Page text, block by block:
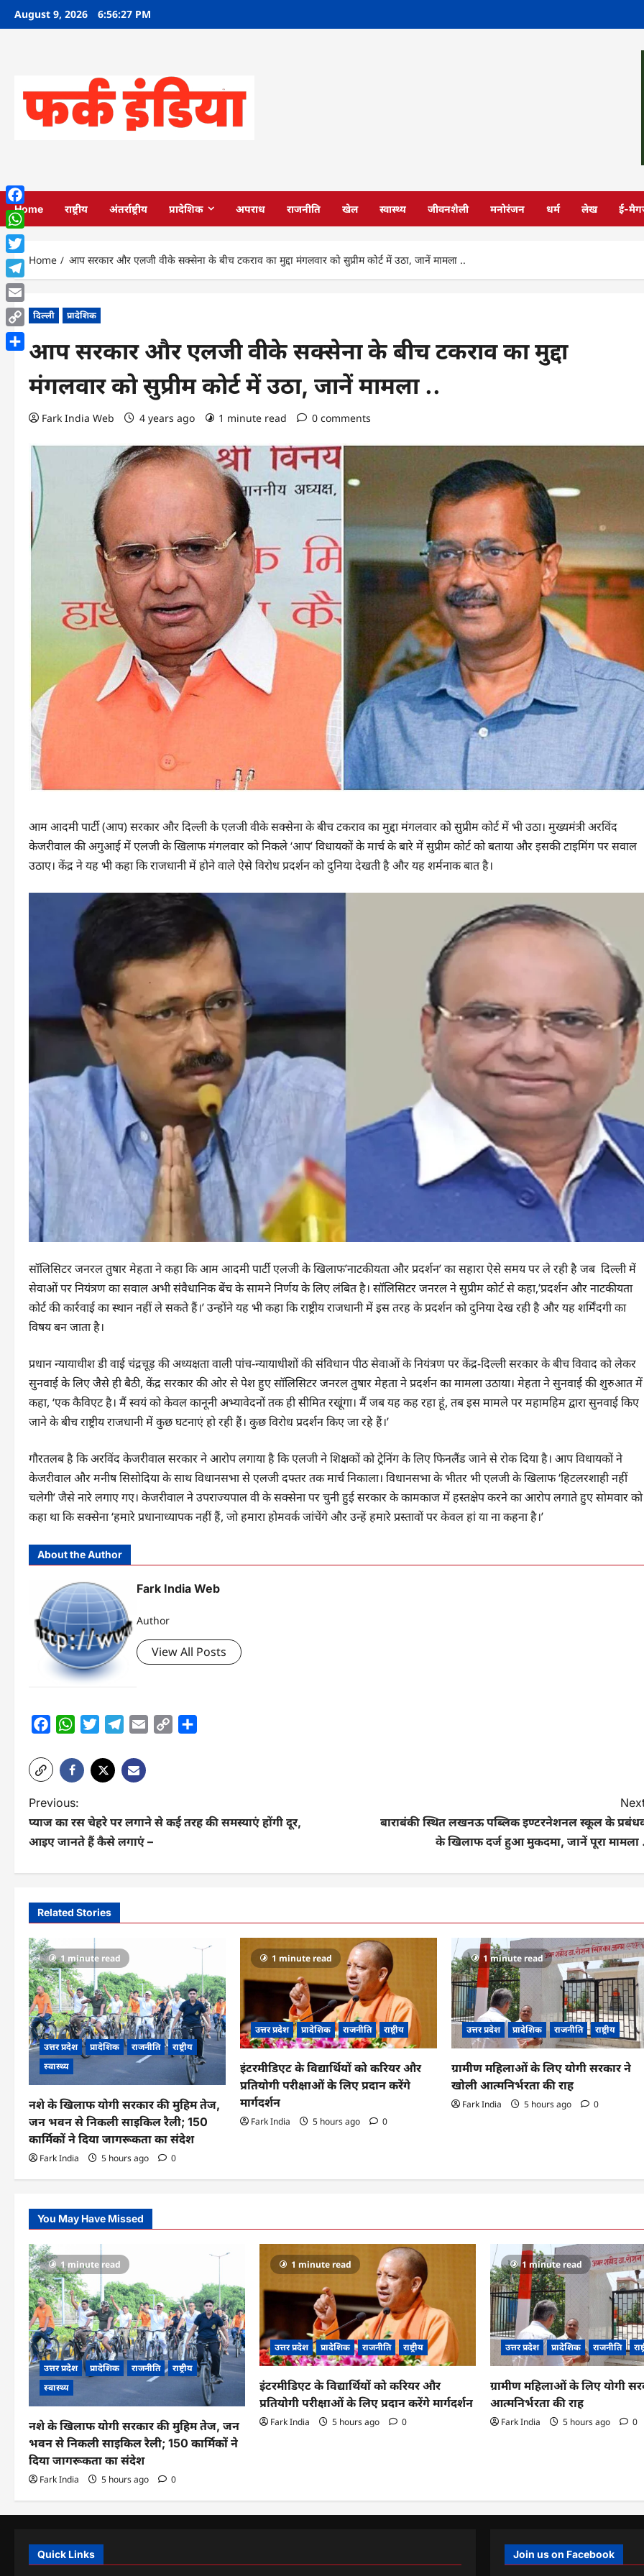
SkipAugust 9, 2026 6:56:29 PM
Home राष्ट्रीय अंतर्राष्ट्रीय प्रादेशिक अपराध राजनीति खेल स्वास्थ्य जीवनशैली मनोरंजन धर्म लेख ई-
Home आप सरकार और एलजी वीके सक्सेना के बीच टकराव का मुद्दा मंगलवार को सुप्रीम कोर्ट में उठा, जानें मामला ..
दिल्ली प्रादेशिक
आप सरकार और एलजी वीके सक्सेना के बीच टकराव का मुद्दा
मंगलवार को सुप्रीम कोर्ट में उठा, जानें मामला ..
Fark India Web 4 years ago 1 minute read 0 comments
आम आदमी पार्टी (आप) सरकार और दिल्ली के एलजी वीके सक्सेना के बीच टकराव का मुद्दा मंगलवार को सुप्रीम कोर्ट में भी उठा। मुख्यमंत्री अरविंद
केजरीवाल की अगुआई में एलजी के खिलाफ मंगलवार को निकले ‘आप’ विधायकों के मार्च के बारे में सुप्रीम कोर्ट को बताया और इसकी टाइमिंग पर सवाल
उठाए। केंद्र ने यह भी कहा कि राजधानी में होने वाले ऐसे विरोध प्रदर्शन को दुनिया देखती है और यह शर्मनाक बात है।
सॉलिसिटर जनरल तुषार मेहता ने कहा कि आम आदमी पार्टी एलजी के खिलाफ’नाटकीयता और प्रदर्शन’ का सहारा ऐसे समय पर ले रही है जब दिल्ली में
सेवाओं पर नियंत्रण का सवाल अभी संवैधानिक बेंच के सामने निर्णय के लिए लंबित है। सॉलिसिटर जनरल ने सुप्रीम कोर्ट से कहा,’प्रदर्शन और नाटकीयता
कोर्ट की कार्रवाई का स्थान नहीं ले सकते हैं।’ उन्होंने यह भी कहा कि राष्ट्रीय राजधानी में इस तरह के प्रदर्शन को दुनिया देख रही है और यह शर्मिंदगी का
विषय बन जाता है।
प्रधान न्यायाधीश डी वाई चंद्रचूड़ की अध्यक्षता वाली पांच-न्यायाधीशों की संविधान पीठ सेवाओं के नियंत्रण पर केंद्र-दिल्ली सरकार के बीच विवाद को लेकर
सुनवाई के लिए जैसे ही बैठी, केंद्र सरकार की ओर से पेश हुए सॉलिसिटर जनरल तुषार मेहता ने प्रदर्शन का मामला उठाया। मेहता ने सुनवाई की शुरुआत में
कहा, ‘एक कैविएट है। मैं स्वयं को केवल कानूनी अभ्यावेदनों तक ही सीमित रखूंगा। मैं जब यह कह रहा हूं, तब इस मामले पर महामहिम द्वारा सुनवाई किए
जाने के बीच राष्ट्रीय राजधानी में कुछ घटनाएं हो रही हैं। कुछ विरोध प्रदर्शन किए जा रहे हैं।’
गौरतलब है कि अरविंद केजरीवाल सरकार ने आरोप लगाया है कि एलजी ने शिक्षकों को ट्रेनिंग के लिए फिनलैंड जाने से रोक दिया है। आप विधायकों ने
केजरीवाल और मनीष सिसोदिया के साथ विधानसभा से एलजी दफ्तर तक मार्च निकाला। विधानसभा के भीतर भी एलजी के खिलाफ ‘हिटलरशाही नहीं
चलेगी’ जैसे नारे लगाए गए। केजरीवाल ने उपराज्यपाल वी के सक्सेना पर चुनी हुई सरकार के कामकाज में हस्तक्षेप करने का आरोप लगाते हुए सोमवार को
कहा था कि सक्सेना ‘हमारे प्रधानाध्यापक नहीं हैं, जो हमारा होमवर्क जांचेंगे और उन्हें हमारे प्रस्तावों पर केवल हां या ना कहना है।’
About the Author
Fark India Web
Author
View All Posts
FacebookWhatsAppTwitterTelegram
Email
Copy
P
o
n
a
v
i
g
a
i
o
n
Previous:
प्याज का रस चेहरे पर लगाने से कई तरह की समस्याएं होंगी दूर,
आइए जानते हैं कैसे लगाएं –
बाराबंकी स्थित लखनऊ पब्लिक इण्टरनेशनल स्कूल के
के खिलाफ दर्ज हुआ मुकदमा, जानें पूरा मामला
Related Stories
1 minute read
उत्तर प्रदेश प्रादेशिक राजनीति
राष्ट्रीय
स्वास्थ्य
नशे के खिलाफ योगी सरकार की मुहिम तेज,
जन भवन से निकली साइकिल रैली; 150
कार्मिकों ने दिया जागरूकता का संदेश
Fark India 5 hours ago 0
1 minute read
उत्तर प्रदेश प्रादेशिक राजनीति राष्ट्रीय
इंटरमीडिएट के विद्यार्थियों को करियर और
प्रतियोगी परीक्षाओं के लिए प्रदान करेंगे
मार्गदर्शन
Fark India 5 hours ago 0
1 minute read
उत्तर प्रदेश प्रादेशिक राजनीति राष्ट्रीय
ग्रामीण महिलाओं के लिए योगी सरकार ने
खोली आत्मनिर्भरता की राह
Fark India 5 hours ago 0
You May Have Missed
1 minute read
उत्तर प्रदेश प्रादेशिक राजनीति
राष्ट्रीय
स्वास्थ्य
नशे के खिलाफ योगी सरकार की मुहिम तेज, जन
भवन से निकली साइकिल रैली; 150 कार्मिकों ने
दिया जागरूकता का संदेश
Fark India 5 hours ago 0
1 minute read
उत्तर प्रदेश प्रादेशिक राजनीति राष्ट्रीय
इंटरमीडिएट के विद्यार्थियों को करियर और
प्रतियोगी परीक्षाओं के लिए प्रदान करेंगे मार्गदर्शन
Fark India 5 hours ago 0
1 minute read
उत्तर प्रदेश प्रादेशिक राजनीति
ग्रामीण महिलाओं के लिए योगी
आत्मनिर्भरता की राह
Fark India 5 hours ago 0
Quick Links Join us on Facebook
Facebook
WhatsApp
Twitter
Telegram
Email
Copy
Link
Share